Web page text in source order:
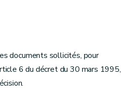
documents sollicités, pour
6 du décret du 30 mars 1995,